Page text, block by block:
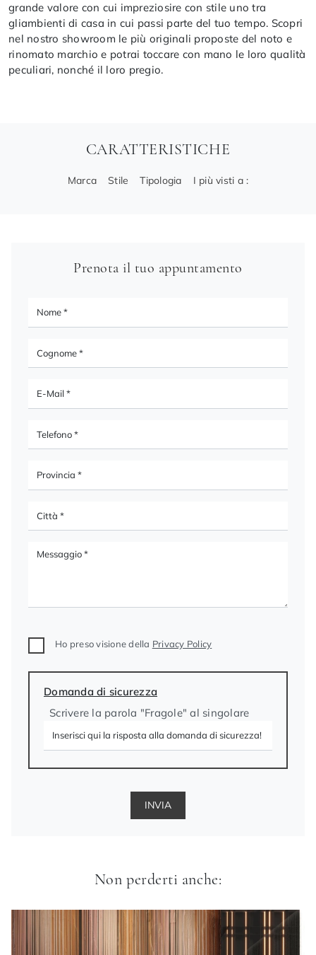
grande valore con cui impreziosire con stile uno tra
gliambienti di casa in cui passi parte del tuo tempo. Scopri
nel nostro showroom le più originali proposte del noto e
rinomato marchio e potrai toccare con mano le loro qualità
peculiari, nonché il loro pregio.
CARATTERISTICHE
Marca Stile Tipologia I più visti a :
Prenota il tuo appuntamento
Ho preso visione della Privacy Policy
Domanda di sicurezza
Scrivere la parola "Fragole" al singolare
INVIA
Non perderti anche: